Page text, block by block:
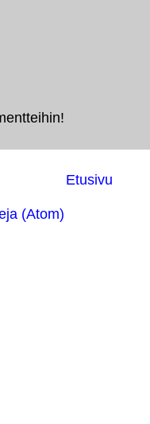
Etusivu
(Atom)